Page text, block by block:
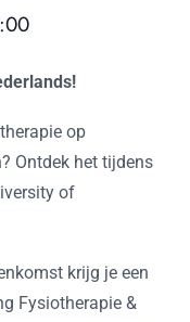
op
Ontdek het tijdens
of
krijg je een
Fysiotherapie &